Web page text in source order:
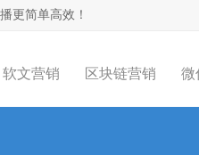
更简单高效！
软文营销 区块链营销 微